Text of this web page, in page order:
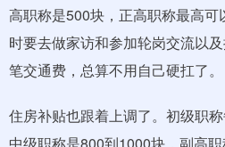
高职称是500块，正高职称最高
时要去做家访和参加轮岗交流以
笔交通费，总算不用自己硬扛了。
住房补贴也跟着上调了。初级职